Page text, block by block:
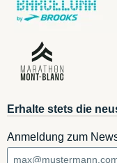
Erhalte stets die
Anmeldung zum